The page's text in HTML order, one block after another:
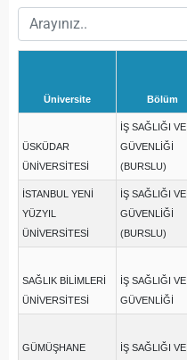
Üniversite Bölüm
ÜSKÜDAR
ÜNİVERSİTESİ
İŞ SAĞLIĞI VE
GÜVENLİĞİ
(BURSLU)
İSTANBUL YENİ
YÜZYIL
ÜNİVERSİTESİ
İŞ SAĞLIĞI VE
GÜVENLİĞİ
(BURSLU)
SAĞLIK BİLİMLERİ
ÜNİVERSİTESİ
İŞ SAĞLIĞI VE
GÜVENLİĞİ
GÜMÜŞHANE
İŞ SAĞLIĞI VE